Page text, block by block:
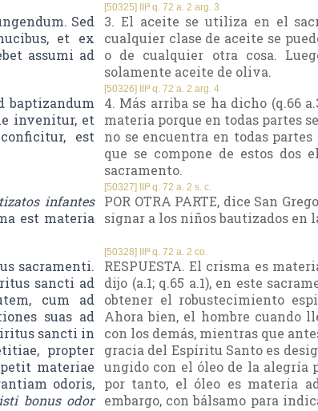
Sed
et ex
assumi ad
[50325] IIIª q. 72 a. 2 arg. 3
3. El aceite se utiliza en el
cualquier clase de aceite se
o de cualquier otra cosa.
solamente aceite de oliva.
baptizandum
invenitur, et
est
[50326] IIIª q. 72 a. 2 arg. 4
4. Más arriba se ha dicho (q.66
materia porque en todas partes
no se encuentra en todas
que se compone de estos dos
sacramento.
infantes
est materia
[50327] IIIª q. 72 a. 2 s. c.
POR OTRA PARTE, dice San
signar a los niños bautizados en
sacramenti.
sancti ad
cum ad
suas ad
sancti in
propter
materiae
odoris,
bonus odor
[50328] IIIª q. 72 a. 2 co.
RESPUESTA. El crisma es
dijo (a.1; q.65 a.1), en este
obtener el robustecimiento
Ahora bien, el hombre cuando
con los demás, mientras que
gracia del Espíritu Santo es
ungido con el óleo de la alegría
por tanto, el óleo es materia
embargo, con bálsamo para